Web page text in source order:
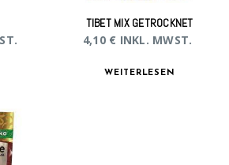
TIBET MIX GETROCKNET
4,10 € INKL. MWST.
WEITERLESEN